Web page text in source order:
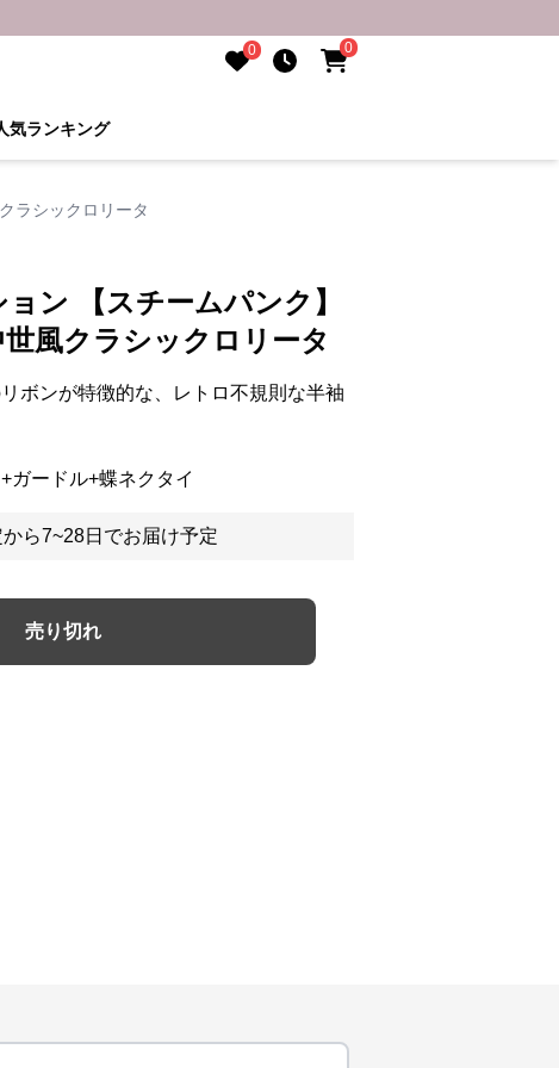
0 0
気ランキング
ラシックロリータ
ン 【スチームパンク】
風クラシックロリータ
ボンが特徴的な、レトロ不規則な半袖
ガードル+蝶ネクタイ
ら7~28日でお届け予定
売り切れ